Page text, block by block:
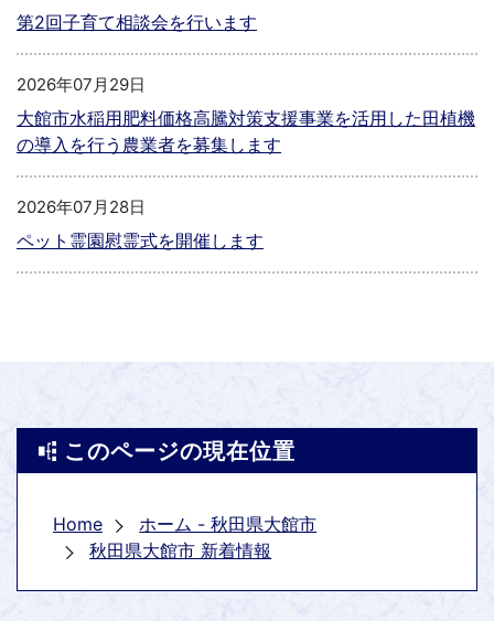
第2回子育て相談会を行います
2026年07月29日
大館市水稲用肥料価格高騰対策支援事業を活用した田植機
の導入を行う農業者を募集します
2026年07月28日
ペット霊園慰霊式を開催します
このページの現在位置
Home
ホーム - 秋田県大館市
秋田県大館市 新着情報